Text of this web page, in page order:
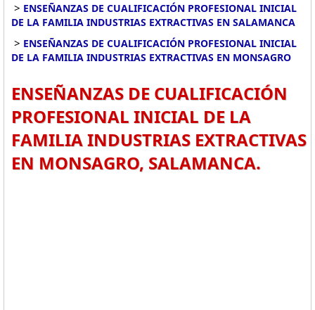
> ENSEÑANZAS DE CUALIFICACIÓN PROFESIONAL INICIAL
DE LA FAMILIA INDUSTRIAS EXTRACTIVAS EN SALAMANCA
> ENSEÑANZAS DE CUALIFICACIÓN PROFESIONAL INICIAL
DE LA FAMILIA INDUSTRIAS EXTRACTIVAS EN MONSAGRO
ENSEÑANZAS DE CUALIFICACIÓN
PROFESIONAL INICIAL DE LA
FAMILIA INDUSTRIAS EXTRACTIVAS
EN MONSAGRO, SALAMANCA.